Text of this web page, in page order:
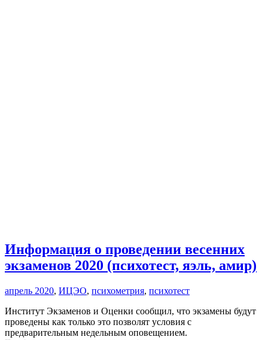
Информация о проведении весенних
экзаменов 2020 (психотест, яэль, амир)
апрель 2020, ИЦЭО, психометрия, психотест
Институт Экзаменов и Оценки сообщил, что экзамены будут
проведены как только это позволят условия с
предварительным недельным оповещением.